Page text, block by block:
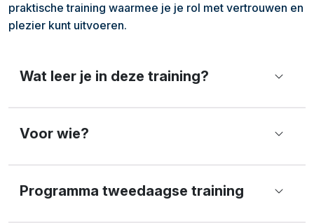
praktische training waarmee je je rol met vertrouwen en
plezier kunt uitvoeren.
Wat leer je in deze training?
Voor wie?
Programma tweedaagse training